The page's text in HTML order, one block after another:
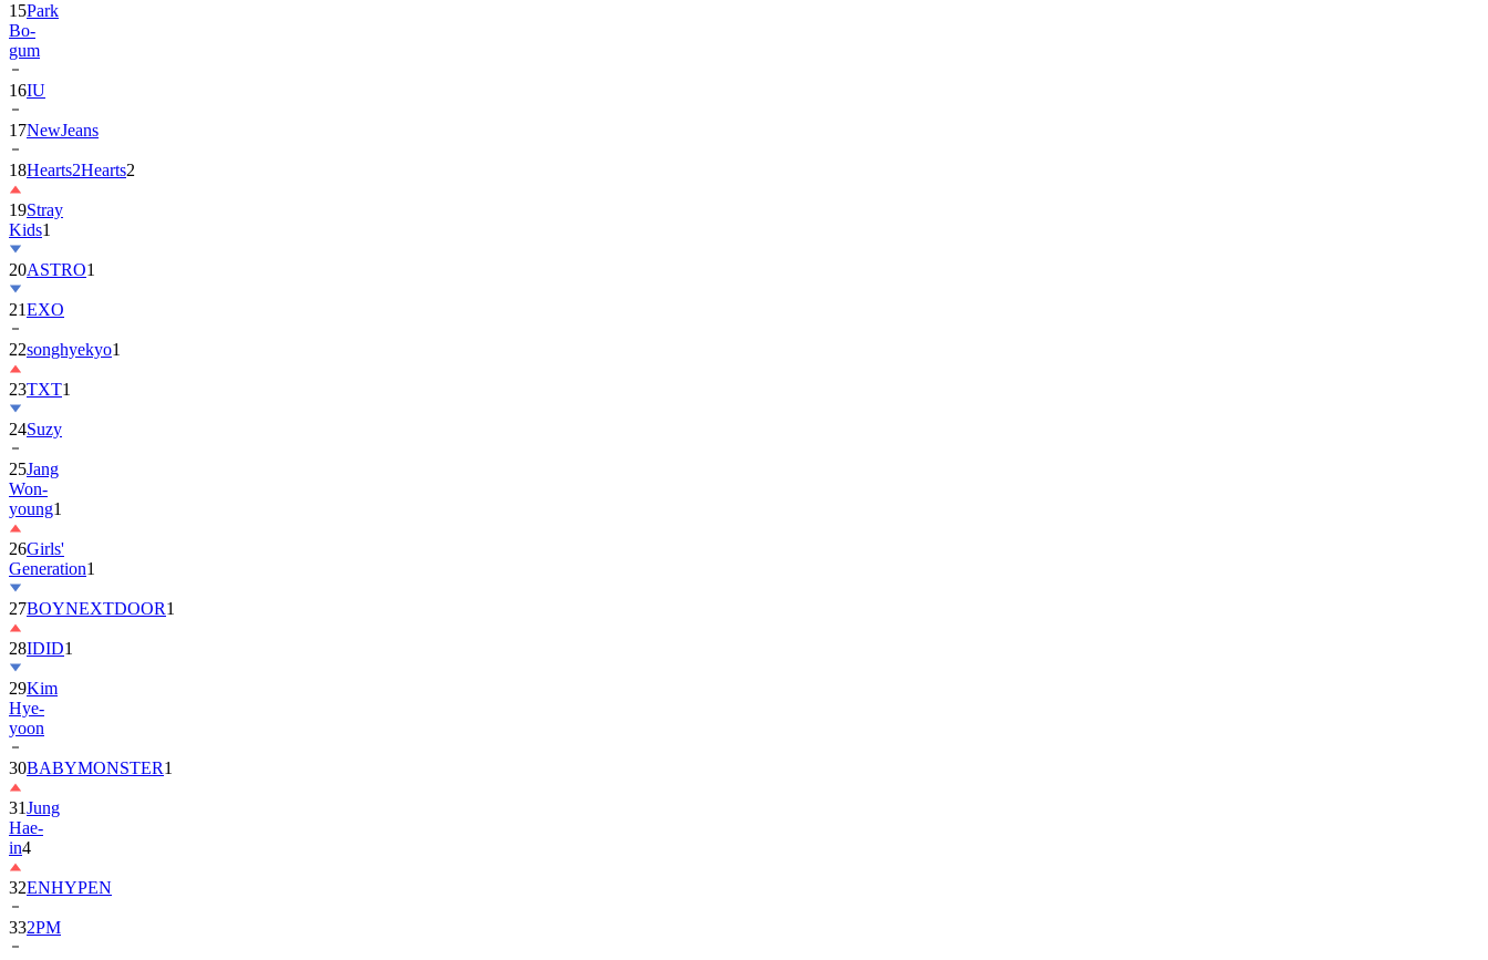
15Park
Bo-
gum
16IU
17NewJeans
18Hearts2Hearts2
19Stray
Kids1
20ASTRO1
21EXO
22songhyekyo1
23TXT1
24Suzy
25Jang
Won-
young1
26Girls'
Generation1
27BOYNEXTDOOR1
28IDID1
29Kim
Hye-
yoon
30BABYMONSTER1
31Jung
Hae-
in4
32ENHYPEN
332PM